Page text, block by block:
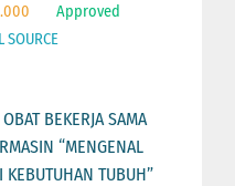
Approved
SOURCE
BEKERJA SAMA
“MENGENAL
KEBUTUHAN TUBUH”